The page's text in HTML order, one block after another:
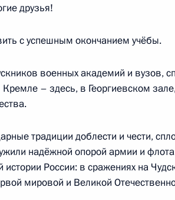
Ашхабад для участия в шестом
Таджикистан с рабочим
друзья!
с успешным окончанием учёбы.
военных академий и вузов,
– здесь, в Георгиевском
традиции доблести и чести,
надёжной опорой армии и
России: в сражениях на
мировой и Великой